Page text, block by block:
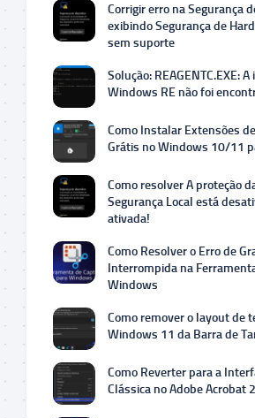
Corrigir erro na Segurança
exibindo Segurança de
sem suporte
Solução: REAGENTC.EXE:
Windows RE não foi
Como Instalar Extensões
Grátis no Windows 10/11
Como resolver A proteção
Segurança Local está
ativada!
Como Resolver o Erro de
Interrompida na
Windows
Como remover o layout de
Windows 11 da Barra de
Como Reverter para a
Clássica no Adobe Acrobat